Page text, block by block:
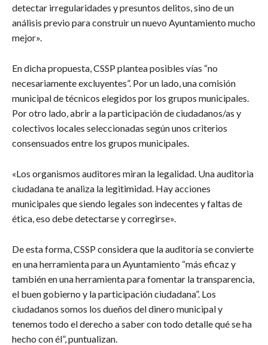
detectar irregularidades y presuntos delitos, sino de un
análisis previo para construir un nuevo Ayuntamiento mucho
mejor».
En dicha propuesta, CSSP plantea posibles vías “no
necesariamente excluyentes”. Por un lado, una comisión
municipal de técnicos elegidos por los grupos municipales.
Por otro lado, abrir a la participación de ciudadanos/as y
colectivos locales seleccionadas según unos criterios
consensuados entre los grupos municipales.
«Los organismos auditores miran la legalidad. Una auditoria
ciudadana te analiza la legitimidad. Hay acciones
municipales que siendo legales son indecentes y faltas de
ética, eso debe detectarse y corregirse».
De esta forma, CSSP considera que la auditoría se convierte
en una herramienta para un Ayuntamiento “más eficaz y
también en una herramienta para fomentar la transparencia,
el buen gobierno y la participación ciudadana”. Los
ciudadanos somos los dueños del dinero municipal y
tenemos todo el derecho a saber con todo detalle qué se ha
hecho con él”, puntualizan.